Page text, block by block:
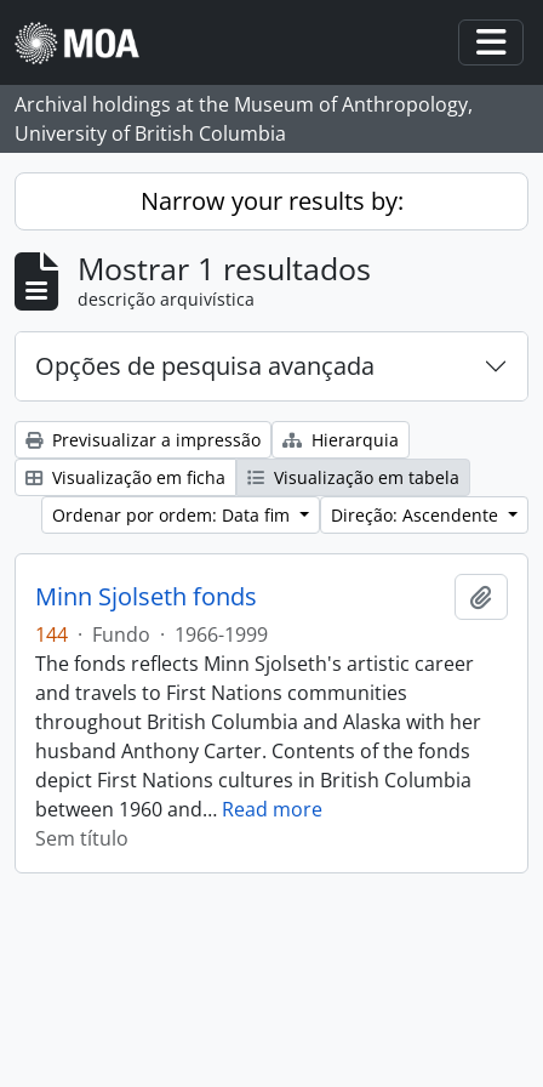
Skip to main content
Archival holdings at the Museum of Anthropology,
University of British Columbia
Narrow your results by:
Mostrar 1 resultados
descrição arquivística
Opções de pesquisa avançada
Previsualizar a impressão
Hierarquia
Visualização em ficha
Visualização em tabela
Ordenar por ordem: Data fim
Direção: Ascendente
Minn Sjolseth fonds
144 · Fundo · 1966-1999
The fonds reflects Minn Sjolseth's artistic career
and travels to First Nations communities
throughout British Columbia and Alaska with her
husband Anthony Carter. Contents of the fonds
depict First Nations cultures in British Columbia
between 1960 and… Read more
Sem título